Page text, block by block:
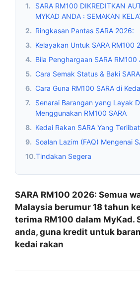
1.
SARA RM100 DIKREDITKAN
MYKAD ANDA : SEMAKAN
2. Ringkasan Pantas SARA 2026:
3. Kelayakan Untuk SARA RM100
4. Bila Penghargaan SARA
5. Cara Semak Status & Baki
6. Cara Guna RM100 SARA di
7.
Senarai Barangan yang Layak
Menggunakan RM100 SARA
8. Kedai Rakan SARA Yang Terlibat
9. Soalan Lazim (FAQ) Mengenai
10.Tindakan Segera
SARA RM100 2026: Semua
Malaysia berumur 18 tahun
terima RM100 dalam MyKad.
anda, guna kredit untuk
kedai rakan